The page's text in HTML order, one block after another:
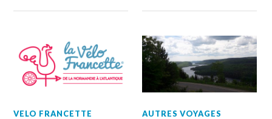
VELO FRANCETTE AUTRES VOYAGES